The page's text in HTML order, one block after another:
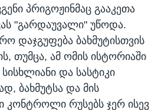
პრიგოჟინმაც გააკეთა
"გარდაუვალი" უწოდა.
დაჯგუფება ბახმუტისთვის
თუმცა, ამ ომის ისტორიაში
და სასტიკი
ბახმუტსა და მის
კონტროლი რუსებს ჯერ ისევ